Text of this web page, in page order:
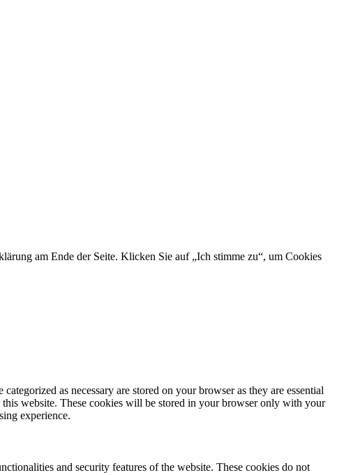
am Ende der Seite. Klicken Sie auf „Ich stimme zu“, um Cookies
as necessary are stored on your browser as they are essential
website. These cookies will be stored in your browser only with your
experience.
and security features of the website. These cookies do not